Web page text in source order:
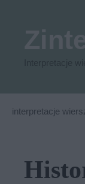
interpretacje